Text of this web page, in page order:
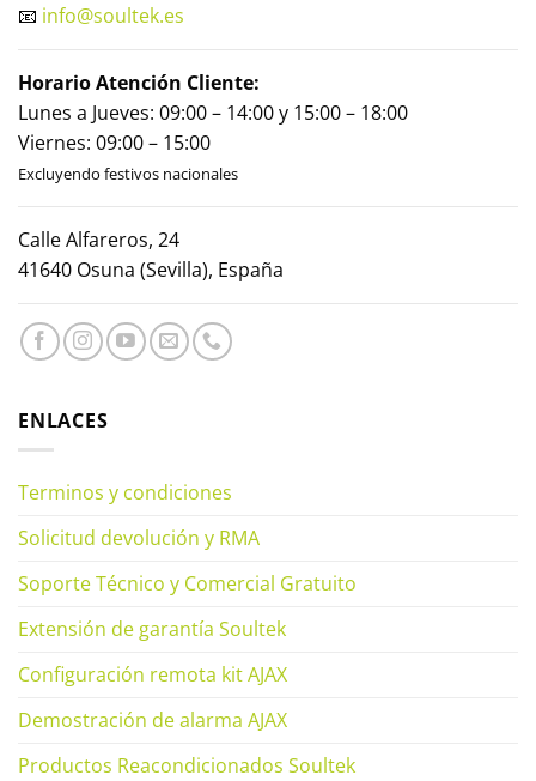
📧 info@soultek.es
Horario Atención Cliente:
Lunes a Jueves: 09:00 – 14:00 y 15:00 – 18:00
Viernes: 09:00 – 15:00
Excluyendo festivos nacionales
Calle Alfareros, 24
41640 Osuna (Sevilla), España
ENLACES
Terminos y condiciones
Solicitud devolución y RMA
Soporte Técnico y Comercial Gratuito
Extensión de garantía Soultek
Configuración remota kit AJAX
Demostración de alarma AJAX
Productos Reacondicionados Soultek